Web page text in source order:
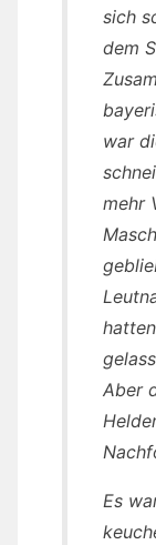
sich
dem
war
mehr
Aber
Es